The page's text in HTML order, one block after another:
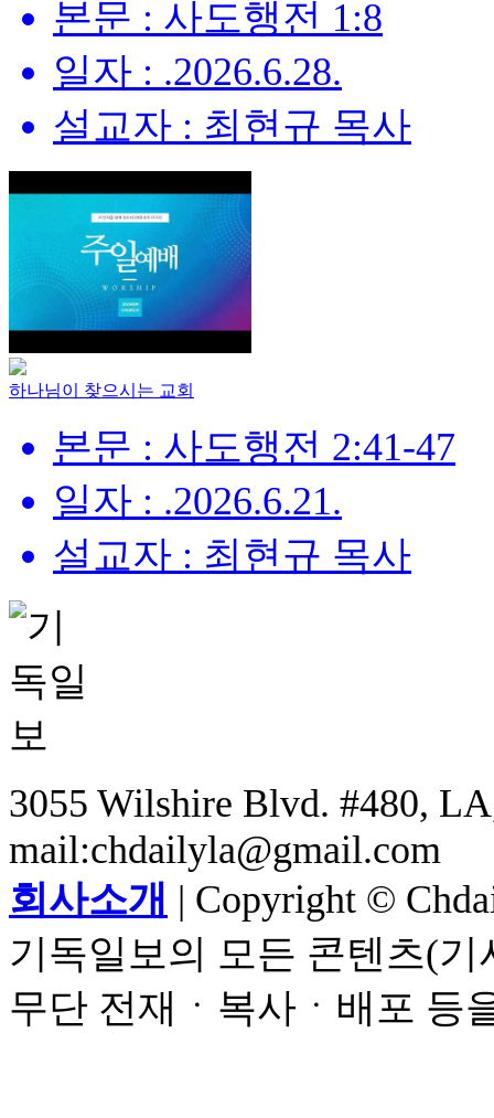
본문 : 사도행전 1:8
일자 : .2026.6.28.
설교자 : 최현규 목사
하나님이 찾으시는 교회
본문 : 사도행전 2:41-47
일자 : .2026.6.21.
설교자 : 최현규 목사
3055 Wilshire Blvd. #480,
mail:chdailyla@gmail.com
회사소개 | Copyright ©
기독일보의 모든 콘텐츠(
무단 전재ㆍ복사ㆍ배포 등